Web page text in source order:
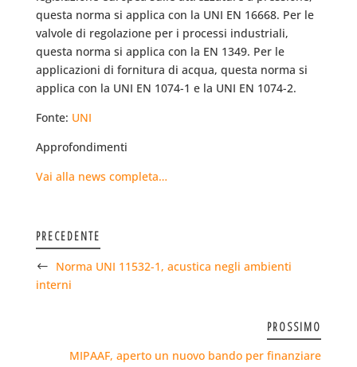
questa norma si applica con la UNI EN 16668. Per le
valvole di regolazione per i processi industriali,
questa norma si applica con la EN 1349. Per le
applicazioni di fornitura di acqua, questa norma si
applica con la UNI EN 1074-1 e la UNI EN 1074-2.
Fonte: UNI
Approfondimenti
Vai alla news completa…
PRECEDENTE
Norma UNI 11532-1, acustica negli ambienti
interni
PROSSIMO
MIPAAF, aperto un nuovo bando per finanziare